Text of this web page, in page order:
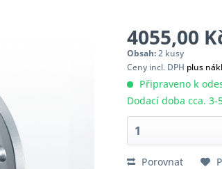
4055,00
Obsah:2 kusy
Ceny incl. DPH plus
Připraveno k
Dodací doba cca.
Porovnat